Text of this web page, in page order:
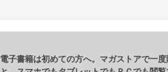
電子書籍は初めての方へ。マガストアで一度